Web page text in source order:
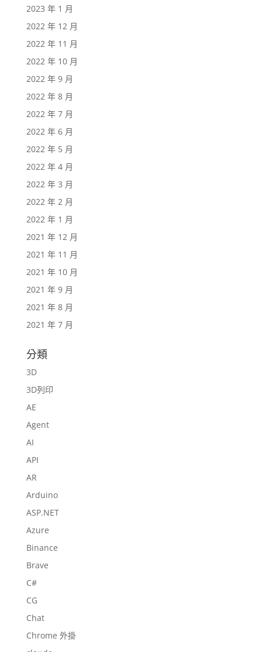
2023 年 1 月
2022 年 12 月
2022 年 11 月
2022 年 10 月
2022 年 9 月
2022 年 8 月
2022 年 7 月
2022 年 6 月
2022 年 5 月
2022 年 4 月
2022 年 3 月
2022 年 2 月
2022 年 1 月
2021 年 12 月
2021 年 11 月
2021 年 10 月
2021 年 9 月
2021 年 8 月
2021 年 7 月
分類
3D
3D列印
AE
Agent
AI
API
AR
Arduino
ASP.NET
Azure
Binance
Brave
C#
CG
Chat
Chrome 外掛